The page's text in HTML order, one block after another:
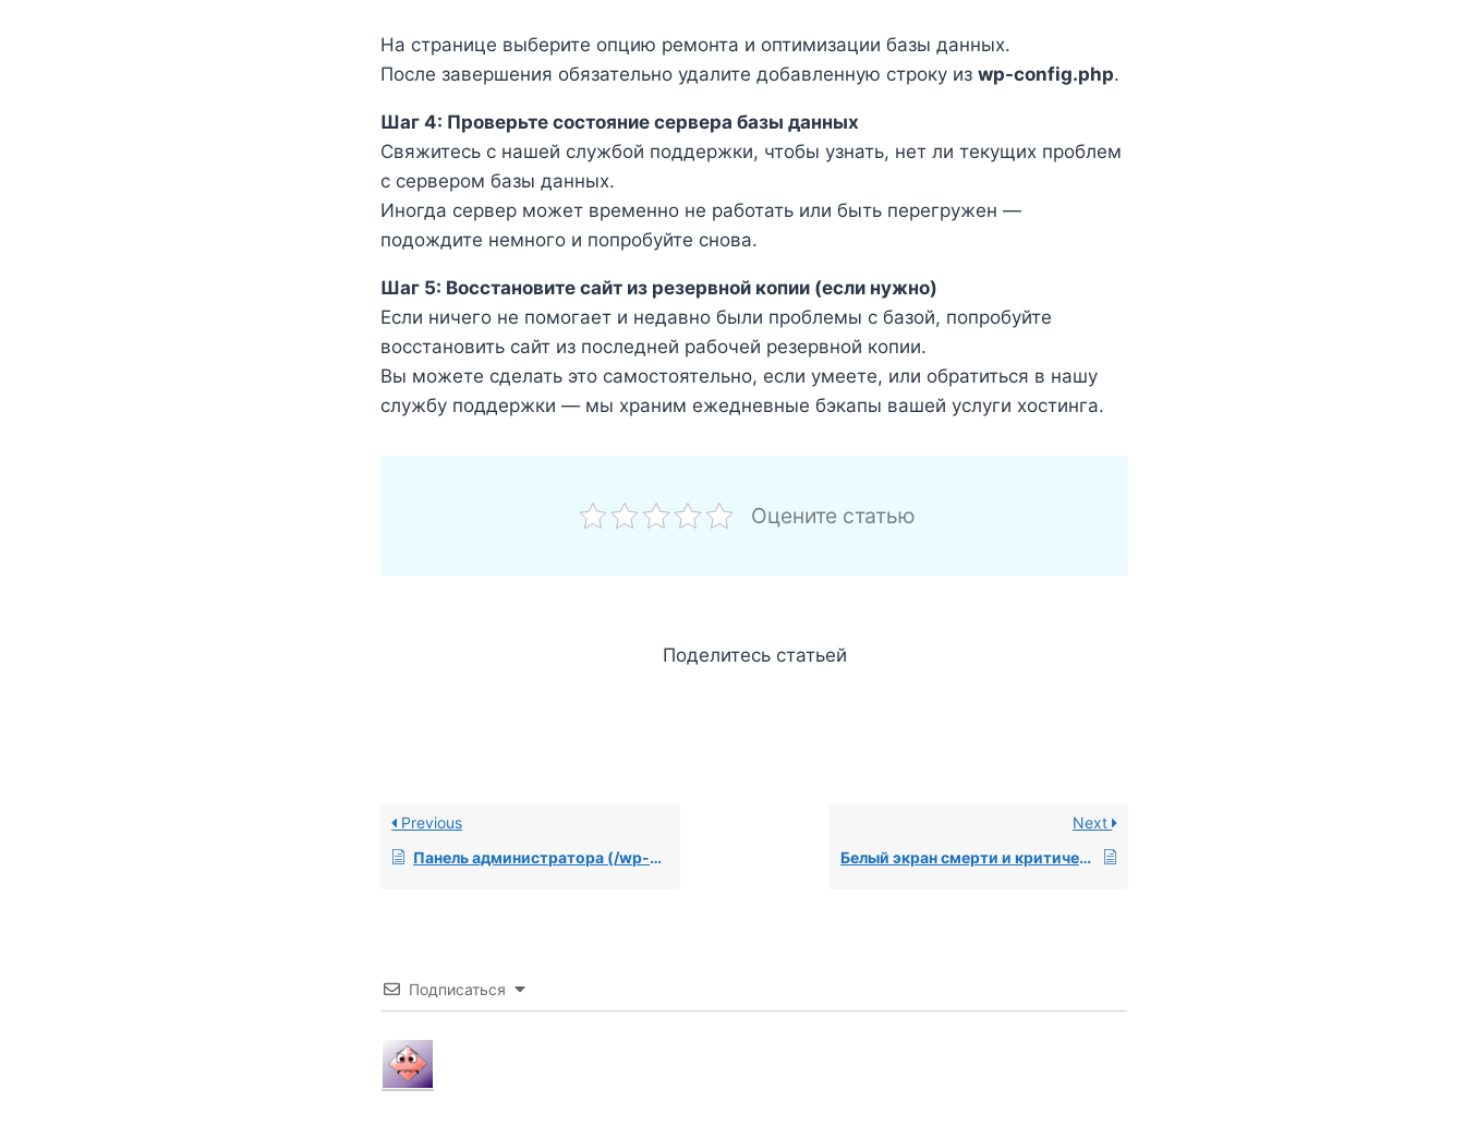
На странице выберите опцию ремонта и оптимизации базы данных.
После завершения обязательно удалите добавленную строку изwp-config.php.
Шаг 4: Проверьте состояние сервера базы данных
Свяжитесь с нашей службой поддержки, чтобы узнать, нет ли текущих проблем
с сервером базы данных.
Иногда сервер может временно не работать или быть перегружен —
подождите немного и попробуйте снова.
Шаг 5: Восстановите сайт из резервной копии (если нужно)
Если ничего не помогает и недавно были проблемы с базой, попробуйте
восстановить сайт из последней рабочей резервной копии.
Вы можете сделать это самостоятельно, если умеете, или обратиться в нашу
службу поддержки — мы храним ежедневные бэкапы вашей услуги хостинга.
Оцените статью
Поделитесь статьей
Previous
Панель администратора (/wp-admin) недоступна
Next
Белый экран смерти и критические ошибки в WordPress
Подписаться